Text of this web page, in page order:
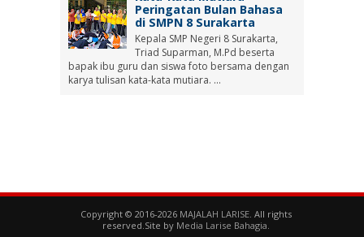
Peringatan Bulan Bahasa
di SMPN 8 Surakarta
Kepala SMP Negeri 8 Surakarta,
Triad Suparman, M.Pd beserta
bapak ibu guru dan siswa foto bersama dengan
karya tulisan kata-kata mutiara. ...
Copyright © 2016-2026 MAJALAH LARISE . All rights
reserved.Site by Media Larise Bahagia